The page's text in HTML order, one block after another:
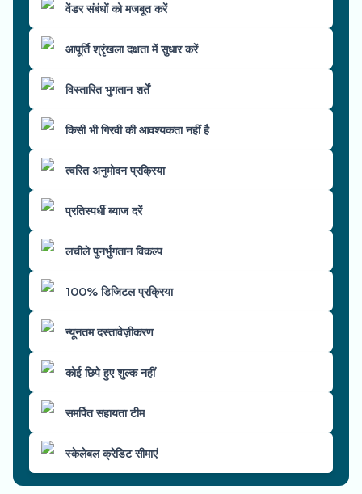
वेंडर संबंधों को मजबूत करें
आपूर्ति श्रृंखला दक्षता में सुधार करें
विस्तारित भुगतान शर्तें
किसी भी गिरवी की आवश्यकता नहीं है
त्वरित अनुमोदन प्रक्रिया
प्रतिस्पर्धी ब्याज दरें
लचीले पुनर्भुगतान विकल्प
100% डिजिटल प्रक्रिया
न्यूनतम दस्तावेज़ीकरण
कोई छिपे हुए शुल्क नहीं
समर्पित सहायता टीम
स्केलेबल क्रेडिट सीमाएं